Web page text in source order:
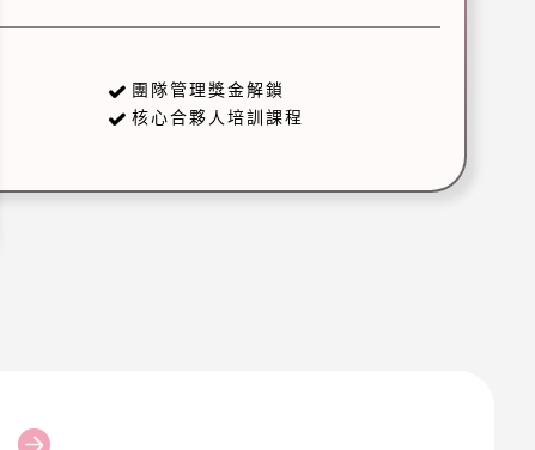
團隊管理獎金解鎖
核心合夥人培訓課程